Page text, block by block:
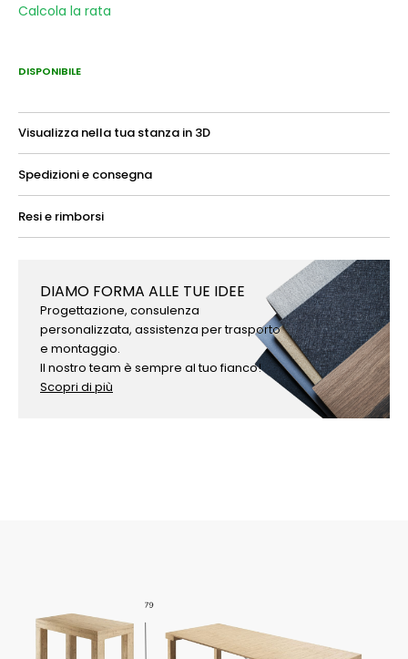
Calcola la rata
DISPONIBILE
Visualizza nella tua stanza in 3D
Spedizioni e consegna
Resi e rimborsi
DIAMO FORMA ALLE TUE IDEE
Progettazione, consulenza
personalizzata, assistenza per trasporto
e montaggio.
Il nostro team è sempre al tuo fianco!
Scopri di più